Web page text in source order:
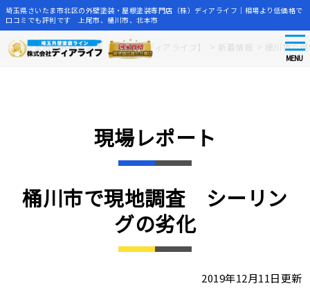
Skip
to
埼玉県さいたま市北区の外壁塗装・屋根塗装専門店（株）ディアライフ｜相場より低価格で
口コミでも評判です 上尾市、桶川市、北本市
MENU
さいたま市の外壁塗装店【株式会社ディアライフ】 新着情報 桶川市で
現場レポート
桶川市で現地調査 シーリン
グの劣化
2019年12月11日更新